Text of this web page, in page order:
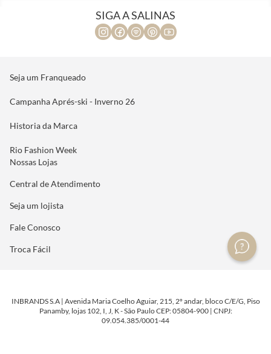
SIGA A SALINAS
Seja um Franqueado
Campanha Aprés-ski - Inverno 26
Historia da Marca
Rio Fashion Week
Nossas Lojas
Central de Atendimento
Seja um lojista
Fale Conosco
Troca Fácil
INBRANDS S.A | Avenida Maria Coelho Aguiar, 215, 2º andar, bloco C/E/G, Piso
Panamby, lojas 102, I, J, K - São Paulo CEP: 05804-900 | CNPJ:
09.054.385/0001-44